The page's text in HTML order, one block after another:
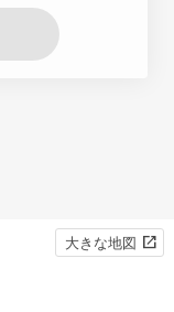
大きな地図